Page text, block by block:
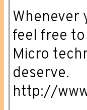
Whenever
feel free
Micro
deserve.
http://